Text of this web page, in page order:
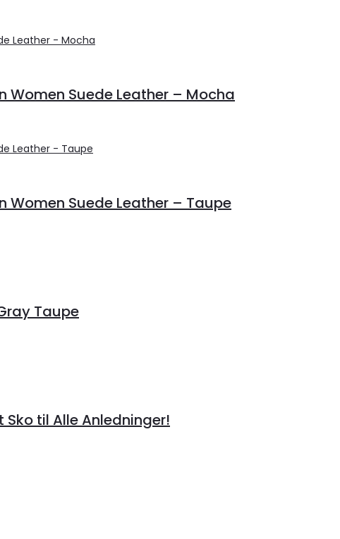
Women Suede Leather – Mocha
Women Suede Leather – Taupe
Taupe
til Alle Anledninger!